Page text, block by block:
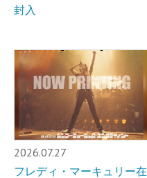
封入
2026.07.27
フレディ・マーキュリー在